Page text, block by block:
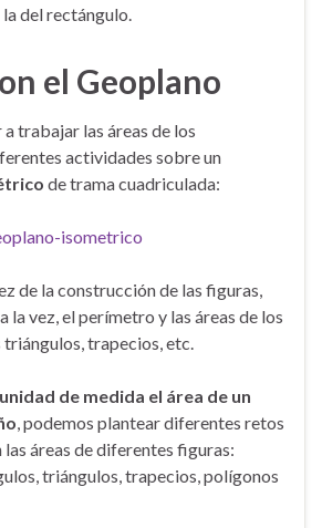
del rectángulo.
el Geoplano
trabajar las áreas de los
actividades sobre un
de trama cuadriculada:
de la construcción de las figuras,
la vez, el perímetro y las áreas de los
trapecios, etc.
unidad de medida el área de un
, podemos plantear diferentes retos
las áreas de diferentes figuras:
triángulos, trapecios, polígonos